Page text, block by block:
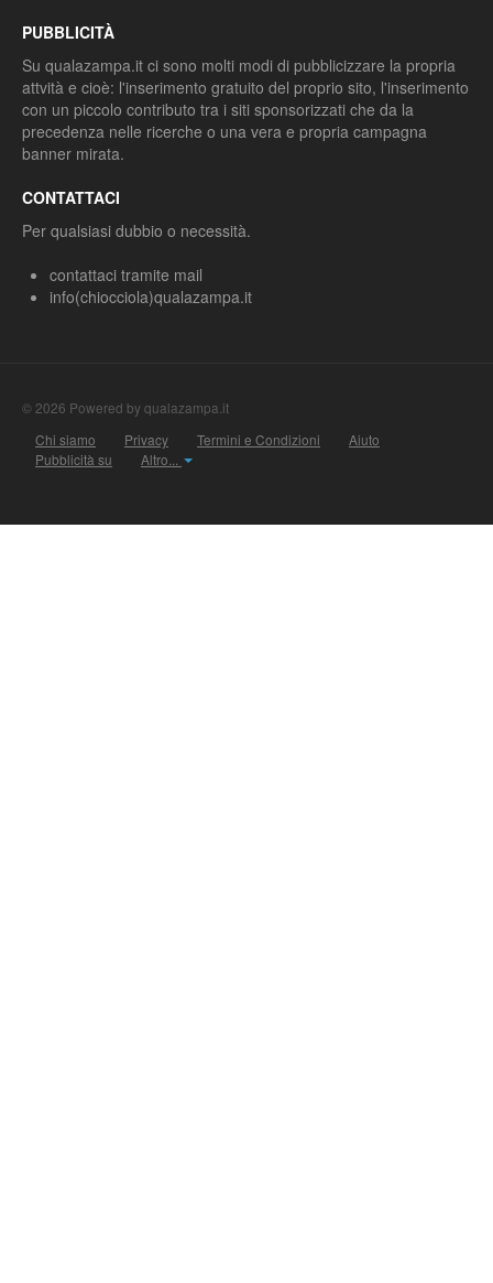
PUBBLICITÀ
Su qualazampa.it ci sono molti modi di pubblicizzare la propria
attvità e cioè: l'inserimento gratuito del proprio sito, l'inserimento
con un piccolo contributo tra i siti sponsorizzati che da la
precedenza nelle ricerche o una vera e propria campagna
banner mirata.
CONTATTACI
Per qualsiasi dubbio o necessità.
contattaci tramite mail
info(chiocciola)qualazampa.it
© 2026 Powered by qualazampa.it
Chi siamo
Privacy Termini e Condizioni
Aiuto
Pubblicità su
Altro...